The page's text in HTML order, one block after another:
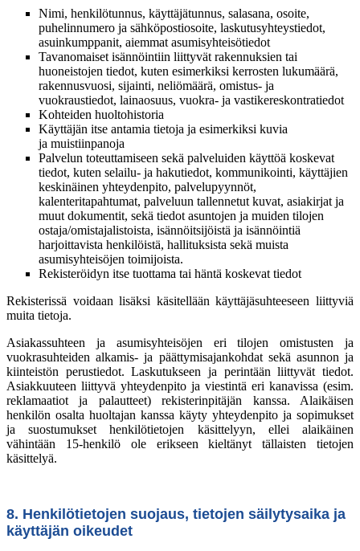
Nimi, henkilötunnus, käyttäjätunnus, salasana, osoite,
puhelinnumero ja sähköpostiosoite, laskutusyhteystiedot,
asuinkumppanit, aiemmat asumisyhteisötiedot
Tavanomaiset isännöintiin liittyvät rakennuksien tai
huoneistojen tiedot, kuten esimerkiksi kerrosten lukumäärä,
rakennusvuosi, sijainti, neliömäärä, omistus- ja
vuokraustiedot, lainaosuus, vuokra- ja vastikereskontratiedot
Kohteiden huoltohistoria
Käyttäjän itse antamia tietoja ja esimerkiksi kuvia
ja muistiinpanoja
Palvelun toteuttamiseen sekä palveluiden käyttöä koskevat
tiedot, kuten selailu- ja hakutiedot, kommunikointi, käyttäjien
keskinäinen yhteydenpito, palvelupyynnöt,
kalenteritapahtumat, palveluun tallennetut kuvat, asiakirjat ja
muut dokumentit, sekä tiedot asuntojen ja muiden tilojen
ostaja/omistajalistoista, isännöitsijöistä ja isännöintiä
harjoittavista henkilöistä, hallituksista sekä muista
asumisyhteisöjen toimijoista.
Rekisteröidyn itse tuottama tai häntä koskevat tiedot
Rekisterissä voidaan lisäksi käsitellään käyttäjäsuhteeseen liittyviä
muita tietoja.
Asiakassuhteen ja asumisyhteisöjen eri tilojen omistusten ja
vuokrasuhteiden alkamis- ja päättymisajankohdat sekä asunnon ja
kiinteistön perustiedot. Laskutukseen ja perintään liittyvät tiedot.
Asiakkuuteen liittyvä yhteydenpito ja viestintä eri kanavissa (esim.
reklamaatiot ja palautteet) rekisterinpitäjän kanssa. Alaikäisen
henkilön osalta huoltajan kanssa käyty yhteydenpito ja sopimukset
ja suostumukset henkilötietojen käsittelyyn, ellei alaikäinen
vähintään 15-henkilö ole erikseen kieltänyt tällaisten tietojen
käsittelyä.
8. Henkilötietojen suojaus, tietojen säilytysaika ja
käyttäjän oikeudet